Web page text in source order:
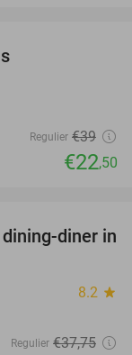
Regulier €39
€22,50
36%
diner in
8.2 star
Regulier €37,75